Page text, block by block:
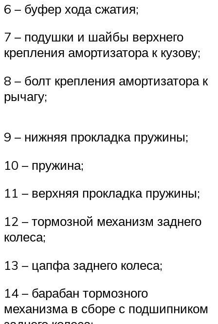
6 – буфер хода сжатия;
7 – подушки и шайбы верхнего
крепления амортизатора к кузову;
8 – болт крепления амортизатора к
рычагу;
9 – нижняя прокладка пружины;
10 – пружина;
11 – верхняя прокладка пружины;
12 – тормозной механизм заднего
колеса;
13 – цапфа заднего колеса;
14 – барабан тормозного
механизма в сборе с подшипником